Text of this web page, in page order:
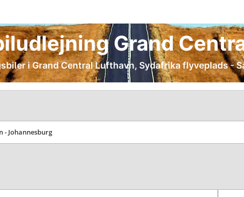
Grand
i Grand Central Lufthavn, Sydafrika flyveplads -